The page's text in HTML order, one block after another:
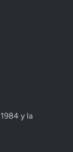
y la